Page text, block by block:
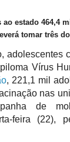
ao estado 464,4
tomar três
adolescentes
Vírus
, 221,1 mil
nas
de
feira (22),